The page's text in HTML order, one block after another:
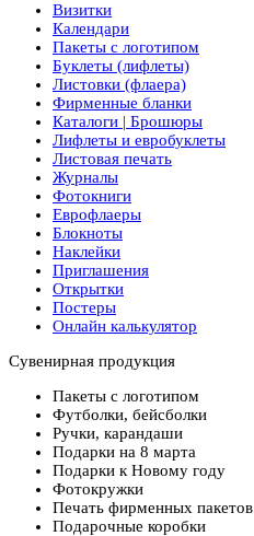
Визитки
Календари
Пакеты с логотипом
Буклеты (лифлеты)
Листовки (флаера)
Фирменные бланки
Каталоги | Брошюры
Лифлеты и евробуклеты
Листовая печать
Журналы
Фотокниги
Еврофлаеры
Блокноты
Наклейки
Приглашения
Открытки
Постеры
Онлайн калькулятор
Сувенирная продукция
Пакеты с логотипом
Футболки, бейсболки
Ручки, карандаши
Подарки на 8 марта
Подарки к Новому году
Фотокружки
Печать фирменных пакетов
Подарочные коробки